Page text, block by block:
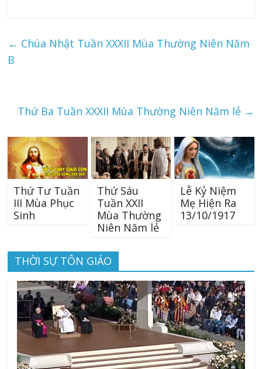
← Chúa Nhật Tuần XXXII Mùa Thường Niên Năm
B
Thứ Ba Tuần XXXII Mùa Thường Niên Năm lẻ →
Thứ Tư Tuần
III Mùa Phục
Sinh
Thứ Sáu
Tuần XXII
Mùa Thường
Niên Năm lẻ
Lễ Kỷ Niệm
Mẹ Hiện Ra
13/10/1917
THỜI SỰ TÔN GIÁO